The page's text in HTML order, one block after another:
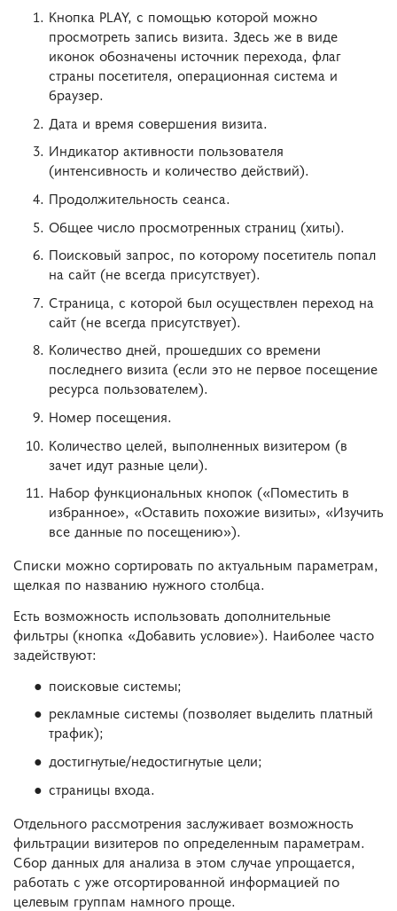
Кнопка PLAY, с помощью которой можно
просмотреть запись визита. Здесь же в виде
иконок обозначены источник перехода, флаг
страны посетителя, операционная система и
браузер.
Дата и время совершения визита.
Индикатор активности пользователя
(интенсивность и количество действий).
Продолжительность сеанса.
Общее число просмотренных страниц (хиты).
Поисковый запрос, по которому посетитель попал
на сайт (не всегда присутствует).
Страница, с которой был осуществлен переход на
сайт (не всегда присутствует).
Количество дней, прошедших со времени
последнего визита (если это не первое посещение
ресурса пользователем).
Номер посещения.
Количество целей, выполненных визитером (в
зачет идут разные цели).
Набор функциональных кнопок («Поместить в
избранное», «Оставить похожие визиты», «Изучить
все данные по посещению»).
Списки можно сортировать по актуальным параметрам,
щелкая по названию нужного столбца.
Есть возможность использовать дополнительные
фильтры (кнопка «Добавить условие»). Наиболее часто
задействуют:
поисковые системы;
рекламные системы (позволяет выделить платный
трафик);
достигнутые/недостигнутые цели;
страницы входа.
Отдельного рассмотрения заслуживает возможность
фильтрации визитеров по определенным параметрам.
Сбор данных для анализа в этом случае упрощается,
работать с уже отсортированной информацией по
целевым группам намного проще.